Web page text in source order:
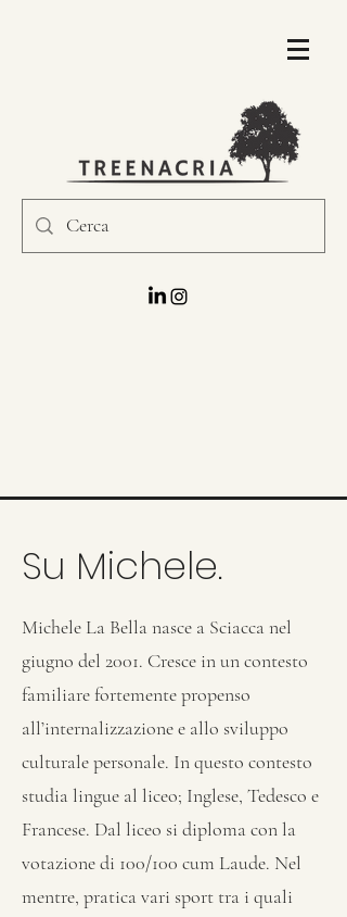
Michele La Bella nasce a Sciacca nel
giugno del 2001. Cresce in un contesto
familiare fortemente propenso
all’internalizzazione e allo sviluppo
culturale personale. In questo contesto
studia lingue al liceo; Inglese, Tedesco e
Francese. Dal liceo si diploma con la
votazione di 100/100 cum Laude. Nel
mentre, pratica vari sport tra i quali
Su Michele.